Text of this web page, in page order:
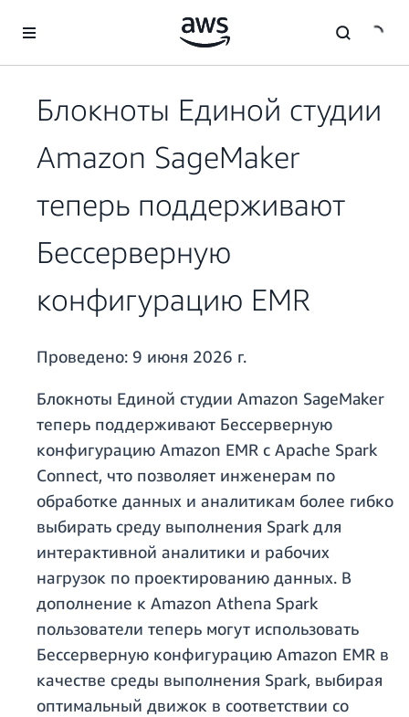
Перейти к главному контенту
Блокноты Единой студии
Amazon SageMaker
теперь поддерживают
Бессерверную
конфигурацию EMR
Проведено: 9 июня 2026 г.
Блокноты Единой студии Amazon SageMaker
теперь поддерживают Бессерверную
конфигурацию Amazon EMR с Apache Spark
Connect, что позволяет инженерам по
обработке данных и аналитикам более гибко
выбирать среду выполнения Spark для
интерактивной аналитики и рабочих
нагрузок по проектированию данных. В
дополнение к Amazon Athena Spark
пользователи теперь могут использовать
Бессерверную конфигурацию Amazon EMR в
качестве среды выполнения Spark, выбирая
оптимальный движок в соответствии со